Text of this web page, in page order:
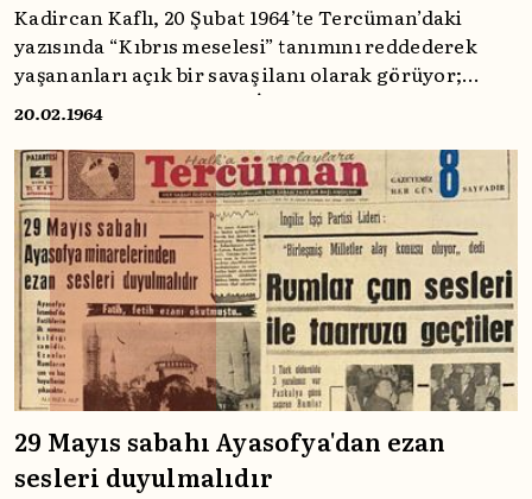
Kadircan Kaflı, 20 Şubat 1964’te Tercüman’daki
yazısında “Kıbrıs meselesi” tanımını reddederek
yaşananları açık bir savaş ilanı olarak görüyor;
çatışmadaki Yunanistan, İngiltere ve Sovyet
direnişini tarihsel bir varoluş mücadelesi olarak
anlatıyor.
20.02.1964
29 Mayıs sabahı Ayasofya'dan ezan
sesleri duyulmalıdır